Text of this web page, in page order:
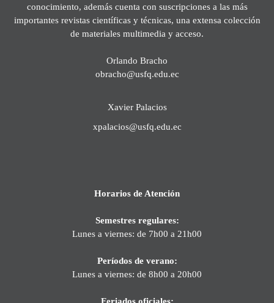
conocimiento, además cuenta con suscripciones a las más
importantes revistas científicas y técnicas, una extensa colección
de materiales multimedia y acceso.
Orlando Bracho
obracho@usfq.edu.ec
Xavier Palacios
xpalacios@usfq.edu.ec
Horarios de Atención
Semestres regulares:
Lunes a viernes: de 7h00 a 21h00
Períodos de verano:
Lunes a viernes: de 8h00 a 20h00
Feriados oficiales: